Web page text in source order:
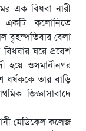
এক বিধবা নারী
একটি কলোনিতে
বৃহস্পতিবার বেলা
ঘরে প্রবেশ
হয়ে ওসমানীনগর
ধর্ষককে তার বাড়ি
জিজ্ঞাসাবাদে
মেডিকেল কলেজ